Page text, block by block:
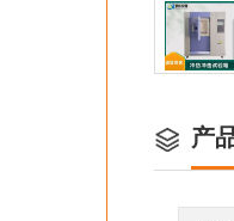
产